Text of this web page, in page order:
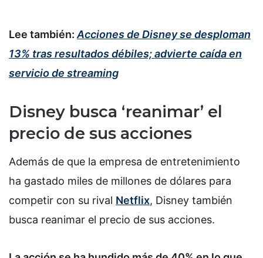
Lee también: Acciones de Disney se desploman
13% tras resultados débiles; advierte caída en
servicio de streaming
Disney busca ‘reanimar’ el
precio de sus acciones
Además de que la empresa de entretenimiento
ha gastado miles de millones de dólares para
competir con su rival Netflix, Disney también
busca reanimar el precio de sus acciones.